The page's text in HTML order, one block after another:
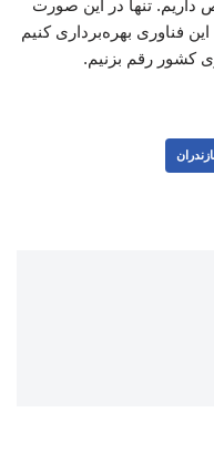
تنها در این صورت
فناوری بهره‌برداری کنیم
کشور رقم بزنیم.